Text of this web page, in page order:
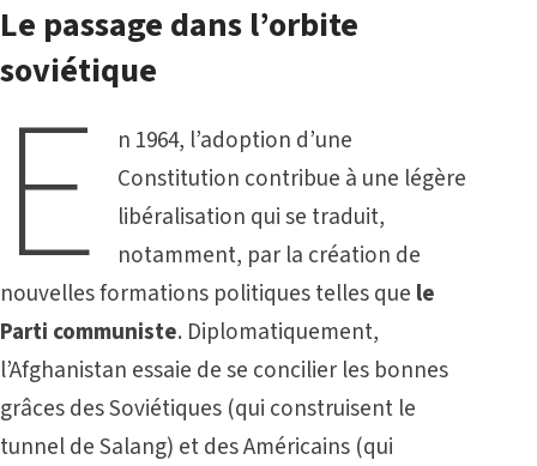
Le passage dans l’orbite
soviétique
E
n 1964, l’adoption d’une
Constitution contribue à une légère
libéralisation qui se traduit,
notamment, par la création de
nouvelles formations politiques telles que le
Parti communiste. Diplomatiquement,
l’Afghanistan essaie de se concilier les bonnes
grâces des Soviétiques (qui construisent le
tunnel de Salang) et des Américains (qui